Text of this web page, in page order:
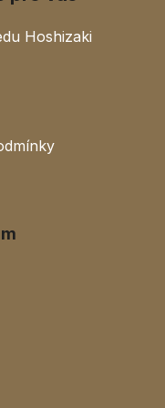
Hoshizaki